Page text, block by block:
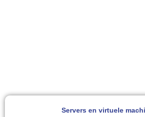
Servers en virtuele